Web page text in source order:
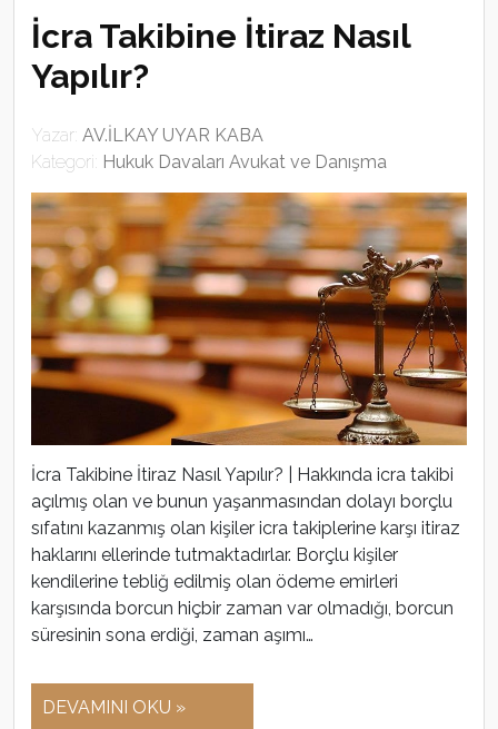
İcra Takibine İtiraz Nasıl
Yapılır?
Yazar: AV.İLKAY UYAR KABA
Kategori: Hukuk Davaları Avukat ve Danışma
İcra Takibine İtiraz Nasıl Yapılır? | Hakkında icra takibi
açılmış olan ve bunun yaşanmasından dolayı borçlu
sıfatını kazanmış olan kişiler icra takiplerine karşı itiraz
haklarını ellerinde tutmaktadırlar. Borçlu kişiler
kendilerine tebliğ edilmiş olan ödeme emirleri
karşısında borcun hiçbir zaman var olmadığı, borcun
süresinin sona erdiği, zaman aşımı…
DEVAMINI OKU »